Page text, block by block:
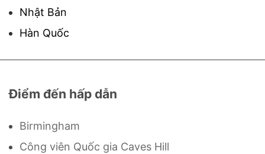
Nhật Bản
Hàn Quốc
Điểm đến hấp dẫn
Birmingham
Công viên Quốc gia Caves Hill